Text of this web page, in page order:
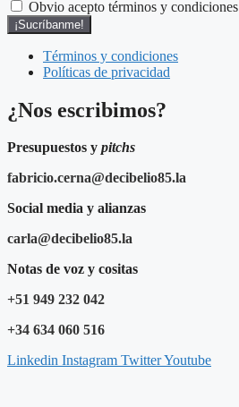
Obvio acepto términos y condiciones
¡Sucríbanme!
Términos y condiciones
Políticas de privacidad
¿Nos escribimos?
Presupuestos y pitchs
fabricio.cerna@decibelio85.la
Social media y alianzas
carla@decibelio85.la
Notas de voz y cositas
+51 949 232 042
+34 634 060 516
Linkedin Instagram TwitterYoutube